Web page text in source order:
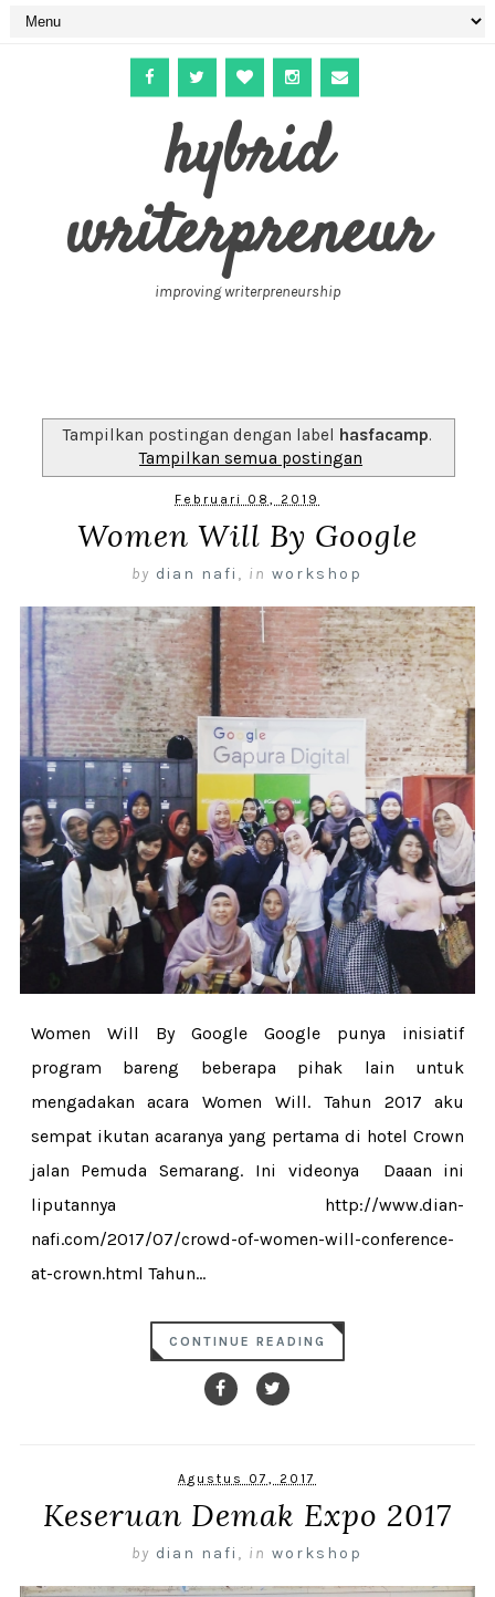
hybrid
writerpreneur
improving writerpreneurship
Tampilkan postingan dengan label hasfacamp.
Tampilkan semua postingan
Februari 08, 2019
Women Will By Google
by dian nafi , in workshop
Women Will By Google Google punya inisiatif
program bareng beberapa pihak lain untuk
mengadakan acara Women Will. Tahun 2017 aku
sempat ikutan acaranya yang pertama di hotel Crown
jalan Pemuda Semarang. Ini videonya Daaan ini
liputannya http://www.dian-
nafi.com/2017/07/crowd-of-women-will-conference-
at-crown.html Tahun...
CONTINUE READING
Agustus 07, 2017
Keseruan Demak Expo 2017
by dian nafi , in workshop